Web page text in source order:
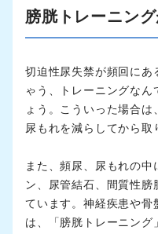
膀胱トレーニン
切迫性尿失禁が頻回にあ
ゃう、トレーニングなん
ょう。こういった場合
尿もれを減らしてから取
また、頻尿、尿もれの
ン、尿管結石、間質性
ています。神経疾患や
は、「膀胱トレーニング